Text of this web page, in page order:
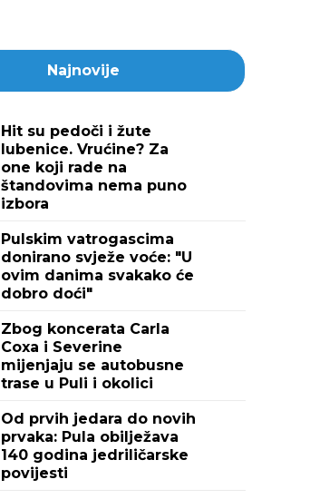
Najnovije
Hit su pedoči i žute
lubenice. Vrućine? Za
one koji rade na
štandovima nema puno
izbora
Pulskim vatrogascima
donirano svježe voće: "U
ovim danima svakako će
dobro doći"
Zbog koncerata Carla
Coxa i Severine
mijenjaju se autobusne
trase u Puli i okolici
Od prvih jedara do novih
prvaka: Pula obilježava
140 godina jedriličarske
povijesti